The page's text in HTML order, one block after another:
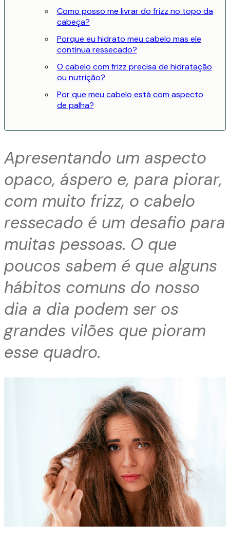
Como posso me livrar do frizz no topo da
cabeça?
Porque eu hidrato meu cabelo mas ele
continua ressecado?
O cabelo com frizz precisa de hidratação
ou nutrição?
Por que meu cabelo está com aspecto
de palha?
Apresentando um aspecto
opaco, áspero e, para piorar,
com muito frizz, o cabelo
ressecado é um desafio para
muitas pessoas. O que
poucos sabem é que alguns
hábitos comuns do nosso
dia a dia podem ser os
grandes vilões que pioram
esse quadro.